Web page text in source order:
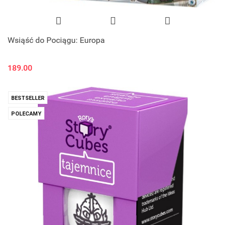
Wsiąść do Pociągu: Europa
189.00
BESTSELLER
POLECAMY